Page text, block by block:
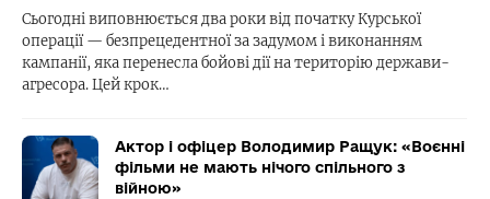
Сьогодні виповнюється два роки від початку Курської
операції — безпрецедентної за задумом і виконанням
кампанії, яка перенесла бойові дії на територію держави-
агресора. Цей крок…
Актор і офіцер Володимир Ращук: «Воєнні
фільми не мають нічого спільного з
війною»